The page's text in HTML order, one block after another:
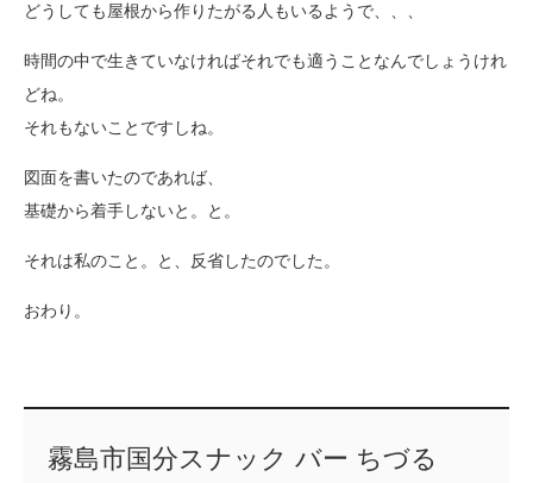
どうしても屋根から作りたがる人もいるようで、、、
時間の中で生きていなければそれでも適うことなんでしょうけれ
どね。
それもないことですしね。
図面を書いたのであれば、
基礎から着手しないと。と。
それは私のこと。と、反省したのでした。
おわり。
霧島市国分スナック バー ちづる